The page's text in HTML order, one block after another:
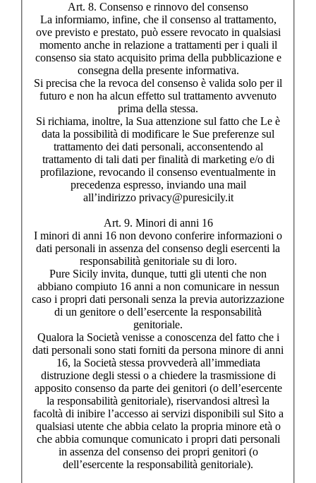
Art. 8. Consenso e rinnovo del consenso
La informiamo, infine, che il consenso al trattamento,
ove previsto e prestato, può essere revocato in qualsiasi
momento anche in relazione a trattamenti per i quali il
consenso sia stato acquisito prima della pubblicazione e
consegna della presente informativa.
Si precisa che la revoca del consenso è valida solo per il
futuro e non ha alcun effetto sul trattamento avvenuto
prima della stessa.
Si richiama, inoltre, la Sua attenzione sul fatto che Le è
data la possibilità di modificare le Sue preferenze sul
trattamento dei dati personali, acconsentendo al
trattamento di tali dati per finalità di marketing e/o di
profilazione, revocando il consenso eventualmente in
precedenza espresso, inviando una mail
all’indirizzo privacy@puresicily.it
Art. 9. Minori di anni 16
I minori di anni 16 non devono conferire informazioni o
dati personali in assenza del consenso degli esercenti la
responsabilità genitoriale su di loro.
Pure Sicily invita, dunque, tutti gli utenti che non
abbiano compiuto 16 anni a non comunicare in nessun
caso i propri dati personali senza la previa autorizzazione
di un genitore o dell’esercente la responsabilità
genitoriale.
Qualora la Società venisse a conoscenza del fatto che i
dati personali sono stati forniti da persona minore di anni
16, la Società stessa provvederà all’immediata
distruzione degli stessi o a chiedere la trasmissione di
apposito consenso da parte dei genitori (o dell’esercente
la responsabilità genitoriale), riservandosi altresì la
facoltà di inibire l’accesso ai servizi disponibili sul Sito a
qualsiasi utente che abbia celato la propria minore età o
che abbia comunque comunicato i propri dati personali
in assenza del consenso dei propri genitori (o
dell’esercente la responsabilità genitoriale).